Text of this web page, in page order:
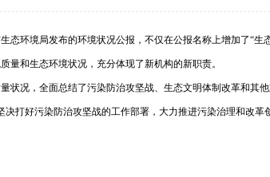
态环境局发布的环境状况公报，不仅在公报名称上增加了“
量和生态环境状况，充分体现了新机构的新职责。
状况，全面总结了污染防治攻坚战、生态文明体制改革和
打好污染防治攻坚战的工作部署，大力推进污染治理和改